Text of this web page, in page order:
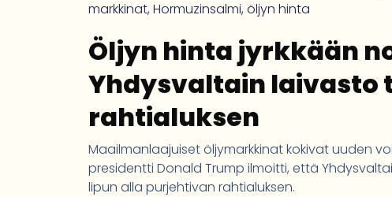
markkinat,Hormuzinsalmi,öljyn hinta
Öljyn hinta jyrkkään
Yhdysvaltain laivasto
rahtialuksen
Maailmanlaajuiset öljymarkkinat kokivat uuden
presidentti Donald Trump ilmoitti, että
lipun alla purjehtivan rahtialuksen.